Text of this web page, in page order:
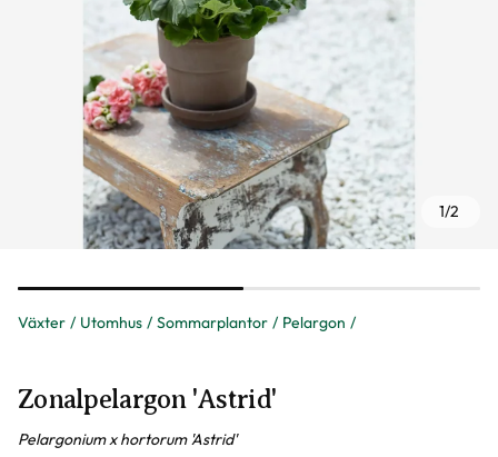
Växter Utomhus Sommarplantor Pelargon
1/2
Zonalpelargon 'Astrid'
Pelargonium x hortorum 'Astrid'